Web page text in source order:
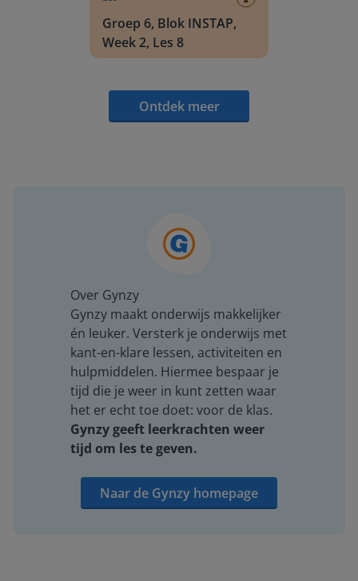
Groep 6, Blok INSTAP,
Week 2, Les 8
Ontdek meer
Over Gynzy
Gynzy maakt onderwijs makkelijker
én leuker. Versterk je onderwijs met
kant-en-klare lessen, activiteiten en
hulpmiddelen. Hiermee bespaar je
tijd die je weer in kunt zetten waar
het er echt toe doet: voor de klas.
Gynzy geeft leerkrachten weer
tijd om les te geven.
Naar de Gynzy homepage